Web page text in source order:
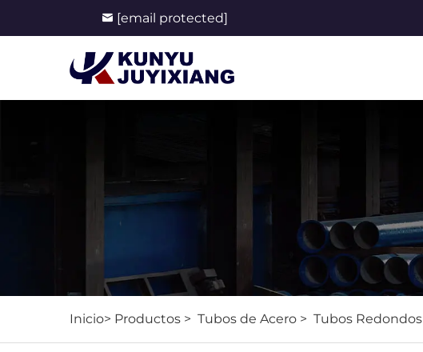
[email protected]
Inicio> Productos > Tubos de Acero > Tubos Redondos